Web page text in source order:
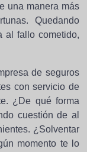
una manera más
Quedando
al fallo cometido,
de seguros
con servicio de
¿De qué forma
cuestión de al
¿Solventar
momento te lo